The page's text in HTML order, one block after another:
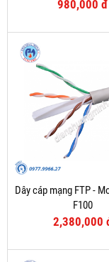
980,000 đ
Dây cáp mạng FTP -
F100
2,380,000